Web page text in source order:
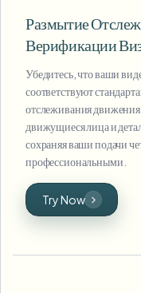
Размытие
Верификации
Убедитесь, что ваши
соответствуют
отслеживания
движущиеся лица и
сохраняя ваши подачи
профессиональными.
Try Now